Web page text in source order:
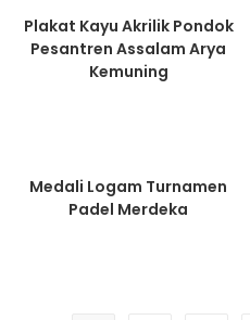
Plakat Kayu Akrilik Pondok
Pesantren Assalam Arya
Kemuning
Medali Logam Turnamen
Padel Merdeka